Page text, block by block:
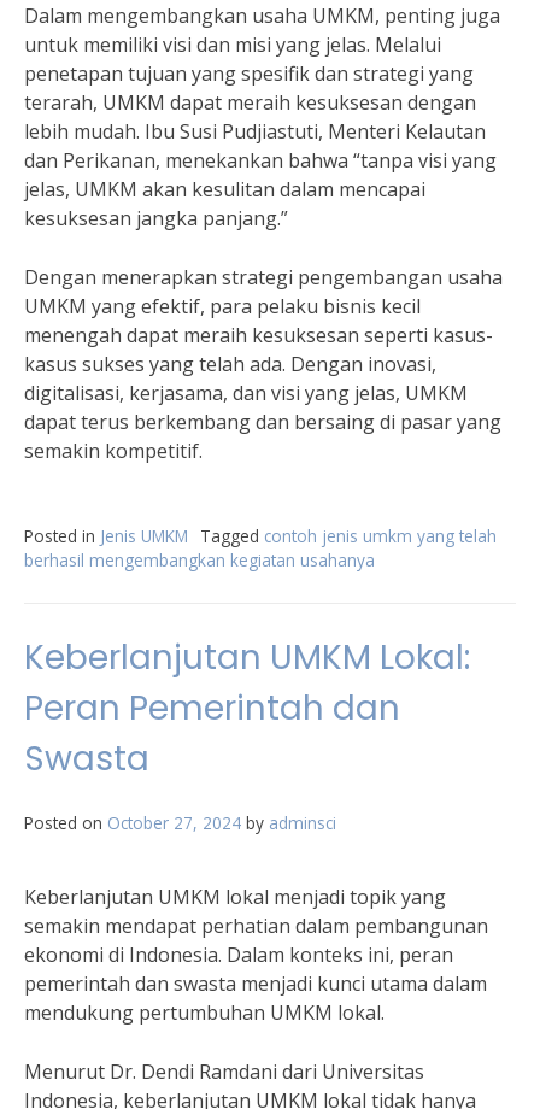
Dalam mengembangkan usaha UMKM, penting juga
untuk memiliki visi dan misi yang jelas. Melalui
penetapan tujuan yang spesifik dan strategi yang
terarah, UMKM dapat meraih kesuksesan dengan
lebih mudah. Ibu Susi Pudjiastuti, Menteri Kelautan
dan Perikanan, menekankan bahwa “tanpa visi yang
jelas, UMKM akan kesulitan dalam mencapai
kesuksesan jangka panjang.”
Dengan menerapkan strategi pengembangan usaha
UMKM yang efektif, para pelaku bisnis kecil
menengah dapat meraih kesuksesan seperti kasus-
kasus sukses yang telah ada. Dengan inovasi,
digitalisasi, kerjasama, dan visi yang jelas, UMKM
dapat terus berkembang dan bersaing di pasar yang
semakin kompetitif.
Posted in Jenis UMKM Tagged contoh jenis umkm yang telah
berhasil mengembangkan kegiatan usahanya
Keberlanjutan UMKM Lokal:
Peran Pemerintah dan
Swasta
Posted on October 27, 2024 by adminsci
Keberlanjutan UMKM lokal menjadi topik yang
semakin mendapat perhatian dalam pembangunan
ekonomi di Indonesia. Dalam konteks ini, peran
pemerintah dan swasta menjadi kunci utama dalam
mendukung pertumbuhan UMKM lokal.
Menurut Dr. Dendi Ramdani dari Universitas
Indonesia, keberlanjutan UMKM lokal tidak hanya